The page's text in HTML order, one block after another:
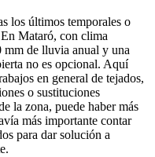
los últimos temporales o
Mataró, con clima
mm de lluvia anual y una
no es opcional. Aquí
en general de tejados,
o sustituciones
la zona, puede haber más
más importante contar
para dar solución a